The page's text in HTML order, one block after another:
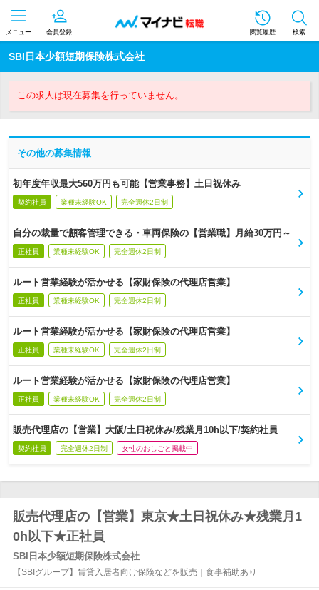
メニュー 会員登録 閲覧履歴 検索
SBI日本少額短期保険株式会社
この求人は現在募集を行っていません。
その他の募集情報
初年度年収最大560万円も可能【営業事務】土日祝休み
契約社員 業種未経験OK 完全週休2日制
自分の裁量で顧客管理できる・車両保険の【営業職】月給30万円～
正社員 業種未経験OK 完全週休2日制
ルート営業経験が活かせる【家財保険の代理店営業】
正社員 業種未経験OK 完全週休2日制
ルート営業経験が活かせる【家財保険の代理店営業】
正社員 業種未経験OK 完全週休2日制
ルート営業経験が活かせる【家財保険の代理店営業】
正社員 業種未経験OK 完全週休2日制
販売代理店の【営業】大阪/土日祝休み/残業月10h以下/契約社員
契約社員 完全週休2日制 女性のおしごと掲載中
販売代理店の【営業】東京★土日祝休み★残業月1
0h以下★正社員
SBI日本少額短期保険株式会社
【SBIグループ】賃貸入居者向け保険などを販売｜食事補助あり